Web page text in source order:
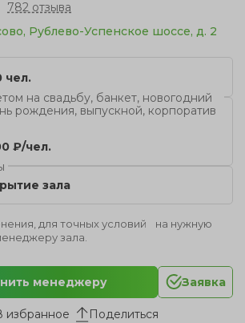
782 отзыва
Рублево-Успенское шоссе, д. 2
чел.
на свадьбу, банкет, новогодний
рождения, выпускной, корпоратив
₽/чел.
зала
для точных условий на нужную
зала.
менеджеру Заявка
Поделиться